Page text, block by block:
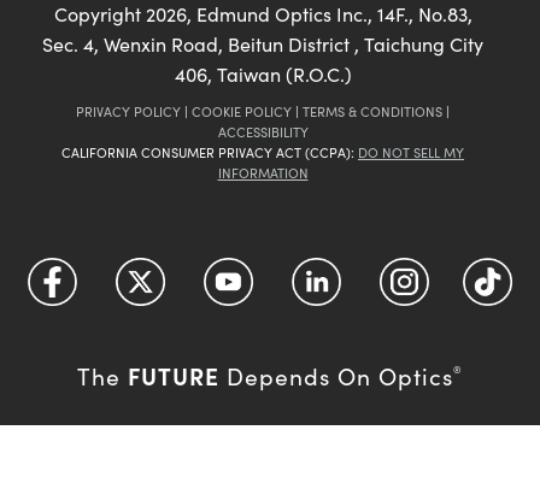
Copyright 2026, Edmund Optics Inc., 14F., No.83,
Sec. 4, Wenxin Road, Beitun District , Taichung City
406, Taiwan (R.O.C.)
PRIVACY POLICY | COOKIE POLICY | TERMS & CONDITIONS |
ACCESSIBILITY
CALIFORNIA CONSUMER PRIVACY ACT (CCPA): DO NOT SELL MY
INFORMATION
The FUTURE Depends On Optics®